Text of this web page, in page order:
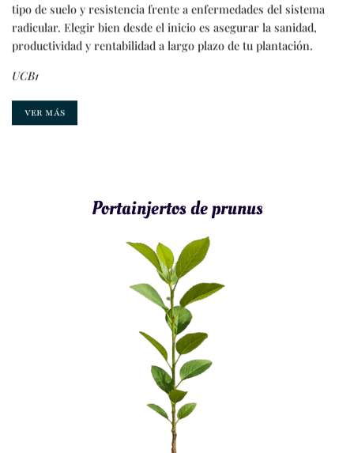
tipo de suelo y resistencia frente a enfermedades del sistema
radicular. Elegir bien desde el inicio es asegurar la sanidad,
productividad y rentabilidad a largo plazo de tu plantación.
UCB1
VER MÁS
Portainjertos de prunus